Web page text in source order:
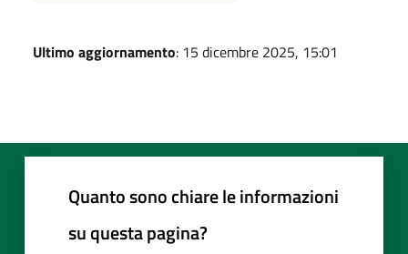
Ultimo aggiornamento: 15 dicembre 2025, 15:01
Quanto sono chiare le informazioni
su questa pagina?